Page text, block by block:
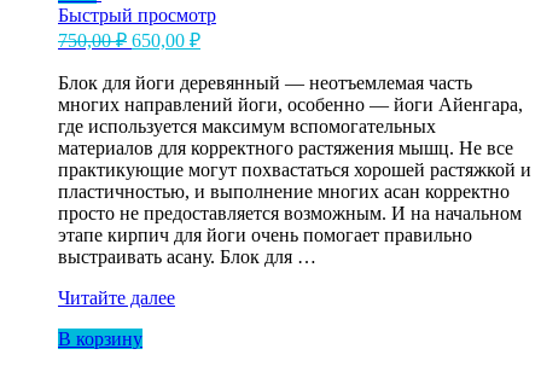
Быстрый просмотр
750,00₽ Первоначальная
составляла
750,00 ₽.
650,00 ₽Текущая
650,00 ₽.
Блок для йоги деревянный — неотъемлемая часть
многих направлений йоги, особенно — йоги Айенгара,
где используется максимум вспомогательных
материалов для корректного растяжения мышц. Не все
практикующие могут похвастаться хорошей растяжкой и
пластичностью, и выполнение многих асан корректно
просто не предоставляется возможным. И на начальном
этапе кирпич для йоги очень помогает правильно
выстраивать асану. Блок для …
Блок
йоги
Читайте далее
В корзину